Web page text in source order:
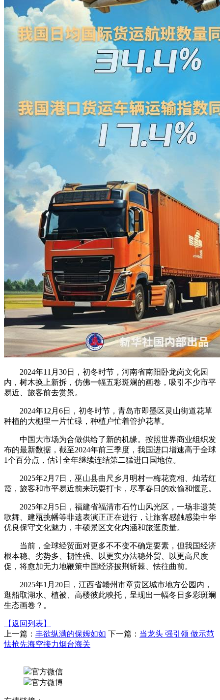
2024年11月30日，初冬时节，河南省南阳卧龙岗文化园
内，树木换上新拆，仿佛一幅五彩斑斓的画卷，吸引不少市平
易近、旅客前去赏景。
2024年12月6日，初冬时节，青岛市即墨区灵山街道花草
种植的大棚里一片忙碌，种植户忙着管护花草。
中国大市场为合做供给了新的机缘。按照世界商业组织发
布的最新数据，截至2024年前三季度，我国进口增速高于全球
1个百分点，估计全年继续连结第二猛进口国地位。
2025年2月7日，巫山县曲尺乡月明村一梅花竞相、灿若红
霞，旅客和市平易近前来玩耍打卡，尽享春日的欢愉和惬意。
2025年2月5日，福建省福清市石竹山风光区，一场非遗英
歌舞、建瓯挑幡等非遗表演正正在进行，让旅客感触感染中华
优良保守文化魅力，丰硕景区文化内涵和旅逛质量。
当前，全球经贸面对更多不不变不确定要素，但我国经济
根本稳、劣势多、韧性强、以更实办法稳外贸、以更高尺度
促，将愈加无力地鞭策中国经济披荆斩棘、怯往曲前。
2025年1月20日，江西省赣州市章贡区城市地方公园内，
逛船取湖水、植被、高楼彼此映托，呈现出一幅冬日多彩斑斓
生态画卷？。
【返回列表】
上一篇： 丰欲纵满的保姆如如 下一篇： 当龙头 强引领 做示范
怯抢先海空接力烟台海关
官方微信
官方微博